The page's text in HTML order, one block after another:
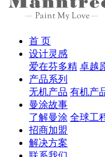
首 页
设计灵感
爱在芬多精 卓越
产品系列
无机产品 有机产
曼涂故事
了解曼涂 全球工
招商加盟
解决方案